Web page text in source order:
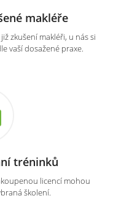
makléře
zkušení makléři, u nás si
vaší dosažené praxe.
tréninků
licencí mohou
školení.